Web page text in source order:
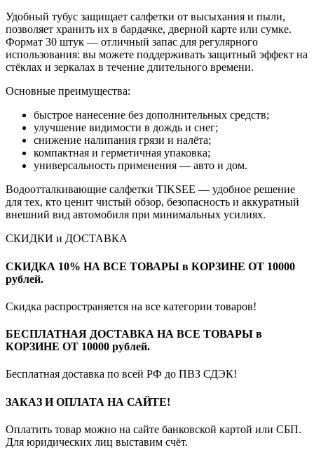
Удобный тубус защищает салфетки от высыхания и пыли,
позволяет хранить их в бардачке, дверной карте или сумке.
Формат 30 штук — отличный запас для регулярного
использования: вы можете поддерживать защитный эффект на
стёклах и зеркалах в течение длительного времени.
Основные преимущества:
быстрое нанесение без дополнительных средств;
улучшение видимости в дождь и снег;
снижение налипания грязи и налёта;
компактная и герметичная упаковка;
универсальность применения — авто и дом.
Водоотталкивающие салфетки TIKSEE — удобное решение
для тех, кто ценит чистый обзор, безопасность и аккуратный
внешний вид автомобиля при минимальных усилиях.
СКИДКИ и ДОСТАВКА
СКИДКА 10% НА ВСЕ ТОВАРЫ в КОРЗИНЕ ОТ 10000
рублей.
Скидка распространяется на все категории товаров!
БЕСПЛАТНАЯ ДОСТАВКА НА ВСЕ ТОВАРЫ в
КОРЗИНЕ ОТ 10000 рублей.
Бесплатная доставка по всей РФ до ПВЗ СДЭК!
ЗАКАЗ И ОПЛАТА НА САЙТЕ!
Оплатить товар можно на сайте банковской картой или СБП.
Для юридических лиц выставим счёт.